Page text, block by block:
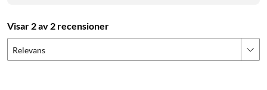
Specifikationer
Räckvidd: Upp till 10 meter
Visar 2 av 2 recensioner
Relevans